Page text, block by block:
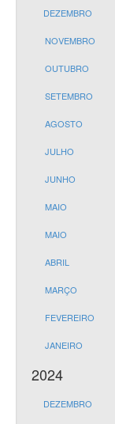
DEZEMBRO
NOVEMBRO
OUTUBRO
SETEMBRO
AGOSTO
JULHO
JUNHO
MAIO
MAIO
ABRIL
MARÇO
FEVEREIRO
JANEIRO
2024
DEZEMBRO